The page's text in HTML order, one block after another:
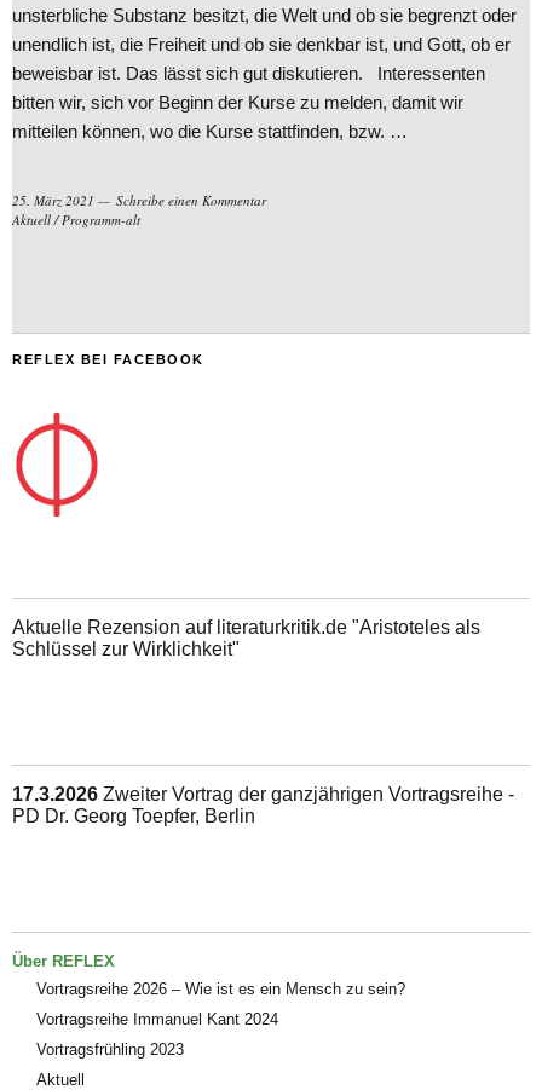
unsterbliche Substanz besitzt, die Welt und ob sie begrenzt oder
unendlich ist, die Freiheit und ob sie denkbar ist, und Gott, ob er
beweisbar ist. Das lässt sich gut diskutieren. Interessenten
bitten wir, sich vor Beginn der Kurse zu melden, damit wir
mitteilen können, wo die Kurse stattfinden, bzw. …
25. März 2021
Schreibe einen Kommentar
Aktuell / Programm-alt
REFLEX BEI FACEBOOK
Aktuelle Rezension auf literaturkritik.de "Aristoteles als
Schlüssel zur Wirklichkeit"
17.3.2026 Zweiter Vortrag der ganzjährigen Vortragsreihe -
PD Dr. Georg Toepfer, Berlin
Über REFLEX
Vortragsreihe 2026 – Wie ist es ein Mensch zu sein?
Vortragsreihe Immanuel Kant 2024
Vortragsfrühling 2023
Aktuell